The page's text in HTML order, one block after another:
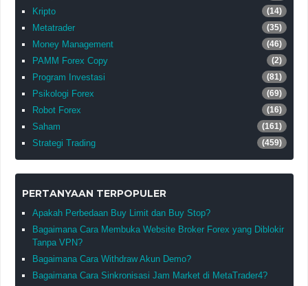
Kripto (14)
Metatrader (35)
Money Management (46)
PAMM Forex Copy (2)
Program Investasi (81)
Psikologi Forex (69)
Robot Forex (16)
Saham (161)
Strategi Trading (459)
PERTANYAAN TERPOPULER
Apakah Perbedaan Buy Limit dan Buy Stop?
Bagaimana Cara Membuka Website Broker Forex yang Diblokir
Tanpa VPN?
Bagaimana Cara Withdraw Akun Demo?
Bagaimana Cara Sinkronisasi Jam Market di MetaTrader4?